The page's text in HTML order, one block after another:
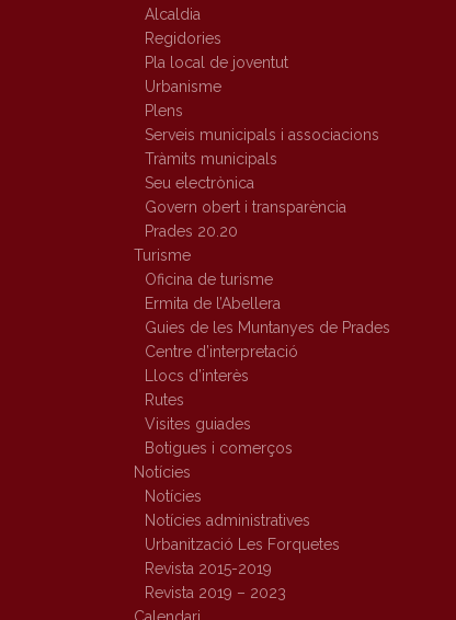
Alcaldia
Regidories
Pla local de joventut
Urbanisme
Plens
Serveis municipals i associacions
Tràmits municipals
Seu electrònica
Govern obert i transparència
Prades 20.20
Turisme
Oficina de turisme
Ermita de l’Abellera
Guies de les Muntanyes de Prades
Centre d’interpretació
Llocs d’interès
Rutes
Visites guiades
Botigues i comerços
Notícies
Notícies
Notícies administratives
Urbanització Les Forquetes
Revista 2015-2019
Revista 2019 – 2023